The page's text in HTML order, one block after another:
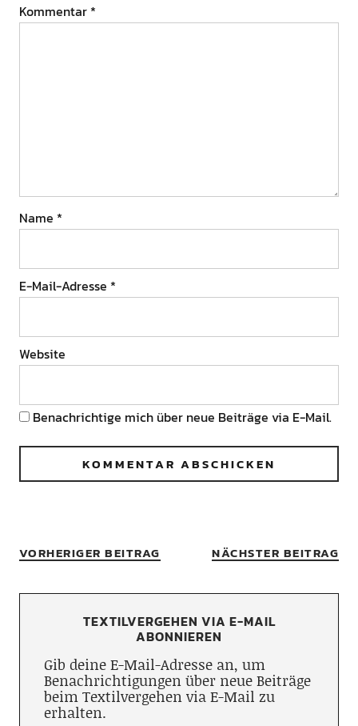
Kommentar *
Name *
E-Mail-Adresse *
Website
Benachrichtige mich über neue Beiträge via E-Mail.
VORHERIGER BEITRAG NÄCHSTER BEITRAG
TEXTILVERGEHEN VIA E-MAIL
ABONNIEREN
Gib deine E-Mail-Adresse an, um
Benachrichtigungen über neue Beiträge
beim Textilvergehen via E-Mail zu
erhalten.